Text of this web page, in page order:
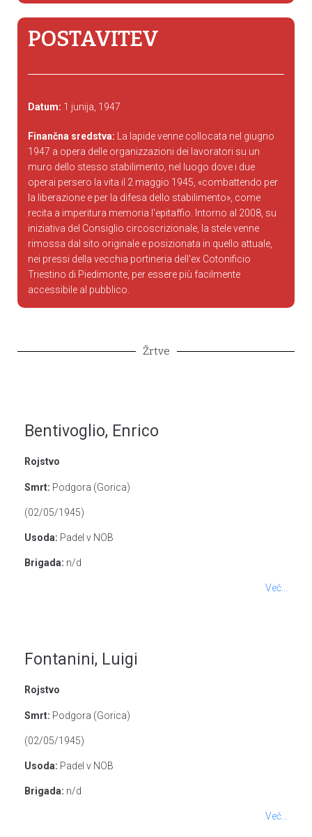
POSTAVITEV
Datum: 1 junija, 1947
Finančna sredstva: La lapide venne collocata nel giugno
1947 a opera delle organizzazioni dei lavoratori su un
muro dello stesso stabilimento, nel luogo dove i due
operai persero la vita il 2 maggio 1945, «combattendo per
la liberazione e per la difesa dello stabilimento», come
recita a imperitura memoria l'epitaffio. Intorno al 2008, su
iniziativa del Consiglio circoscrizionale, la stele venne
rimossa dal sito originale e posizionata in quello attuale,
nei pressi della vecchia portineria dell'ex Cotonificio
Triestino di Piedimonte, per essere più facilmente
accessibile al pubblico.
Žrtve
Bentivoglio, Enrico
Rojstvo
Smrt: Podgora (Gorica)
(02/05/1945)
Usoda: Padel v NOB
Brigada: n/d
Več...
Fontanini, Luigi
Rojstvo
Smrt: Podgora (Gorica)
(02/05/1945)
Usoda: Padel v NOB
Brigada: n/d
Več...